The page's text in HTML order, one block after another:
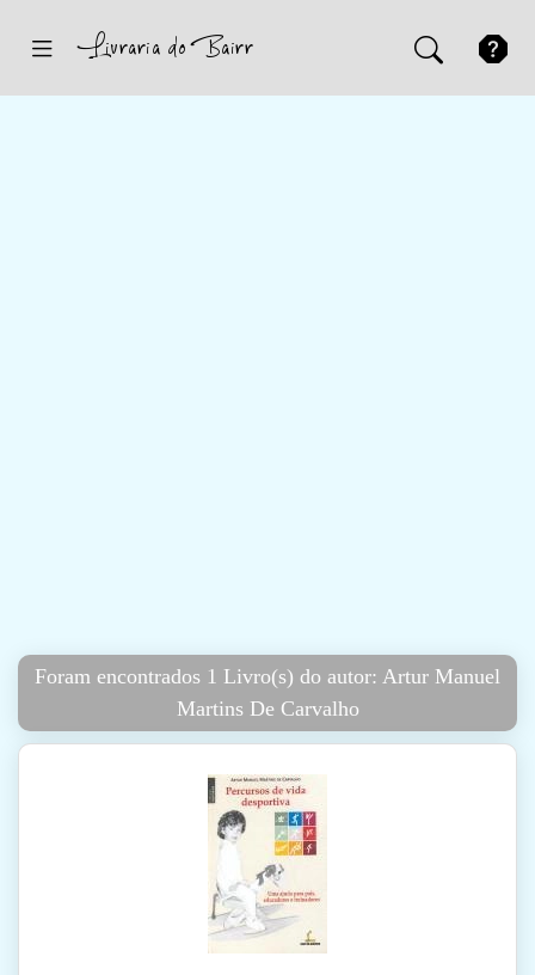
Foram encontrados 1 Livro(s) do autor: Artur Manuel
Martins De Carvalho